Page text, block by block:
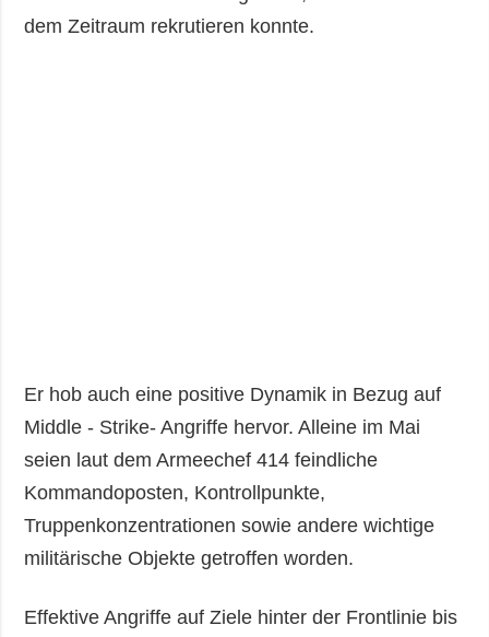
dem Zeitraum rekrutieren konnte.
Er hob auch eine positive Dynamik in Bezug auf
Middle - Strike- Angriffe hervor. Alleine im Mai
seien laut dem Armeechef 414 feindliche
Kommandoposten, Kontrollpunkte,
Truppenkonzentrationen sowie andere wichtige
militärische Objekte getroffen worden.
Effektive Angriffe auf Ziele hinter der Frontlinie bis